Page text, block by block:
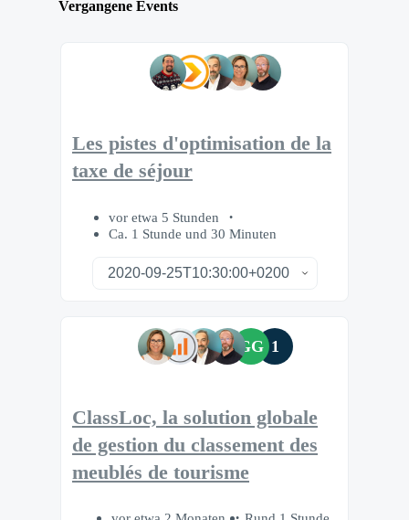
Vergangene Events
Les pistes d'optimisation de la
taxe de séjour
vor etwa 5 Stunden
Ca. 1 Stunde und 30 Minuten
GG 1
ClassLoc, la solution globale
de gestion du classement des
meublés de tourisme